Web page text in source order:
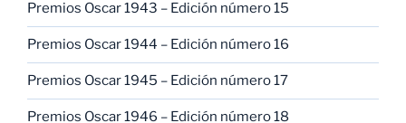
Premios Oscar 1943 – Edición número 15
Premios Oscar 1944 – Edición número 16
Premios Oscar 1945 – Edición número 17
Premios Oscar 1946 – Edición número 18